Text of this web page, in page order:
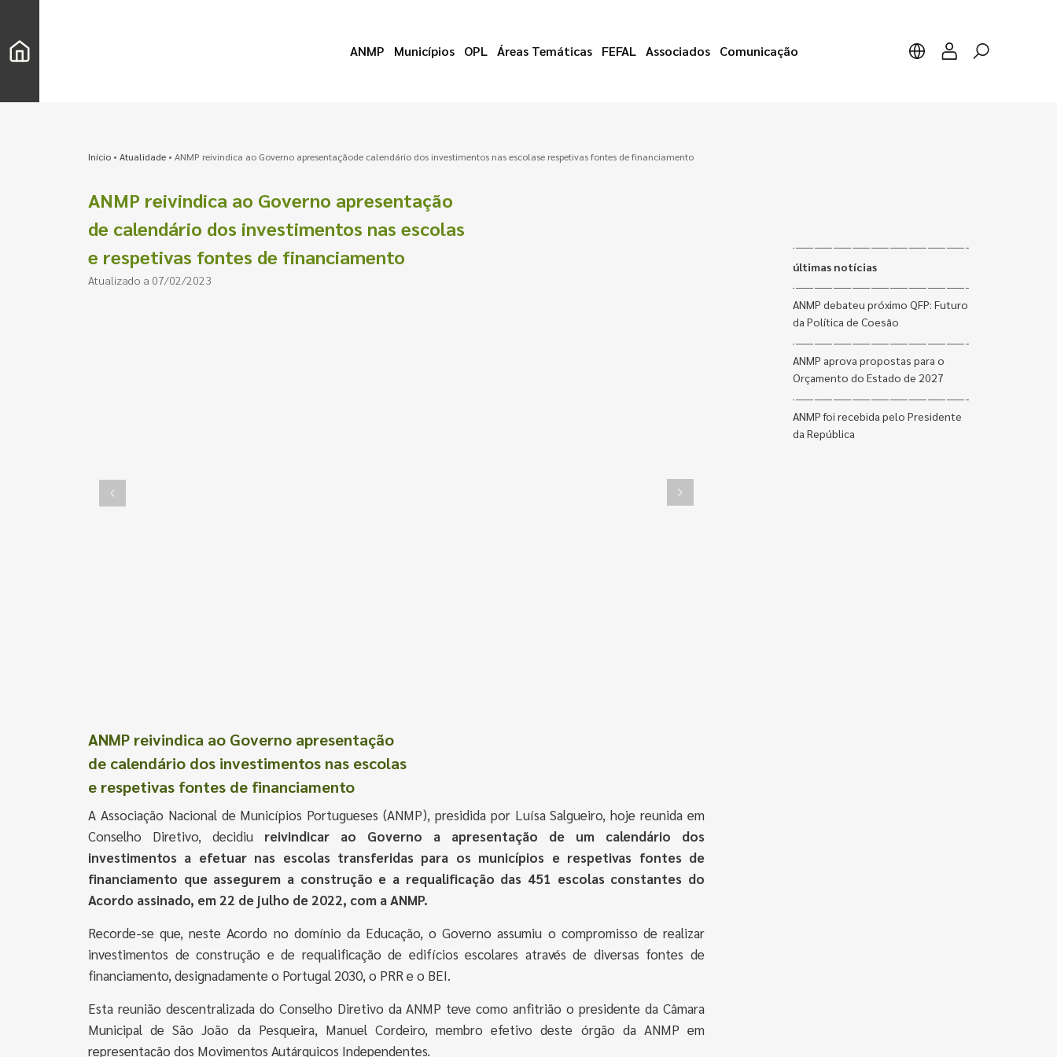
ANMP Municípios OPL Áreas Temáticas FEFAL Associados Comunicação
Início• Atualidade• ANMP reivindica ao Governo apresentaçãode calendário dos investimentos nas escolase respetivas fontes de financiamento
ANMP reivindica ao Governo apresentação
de calendário dos investimentos nas escolas
e respetivas fontes de financiamento
Atualizado a 07/02/2023
ANMP reivindica ao Governo apresentação
de calendário dos investimentos nas escolas
e respetivas fontes de financiamento
A Associação Nacional de Municípios Portugueses (ANMP), presidida por Luísa Salgueiro, hoje reunida em
Conselho Diretivo, decidiu reivindicar ao Governo a apresentação de um calendário dos
investimentos a efetuar nas escolas transferidas para os municípios e respetivas fontes de
financiamento que assegurem a construção e a requalificação das 451 escolas constantes do
Acordo assinado, em 22 de julho de 2022, com a ANMP.
Recorde-se que, neste Acordo no domínio da Educação, o Governo assumiu o compromisso de realizar
investimentos de construção e de requalificação de edifícios escolares através de diversas fontes de
financiamento, designadamente o Portugal 2030, o PRR e o BEI.
Esta reunião descentralizada do Conselho Diretivo da ANMP teve como anfitrião o presidente da Câmara
Municipal de São João da Pesqueira, Manuel Cordeiro, membro efetivo deste órgão da ANMP em
representação dos Movimentos Autárquicos Independentes.
últimas notícias
ANMP debateu próximo QFP: Futuro
da Política de Coesão
ANMP aprova propostas para o
Orçamento do Estado de 2027
ANMP foi recebida pelo Presidente
da República